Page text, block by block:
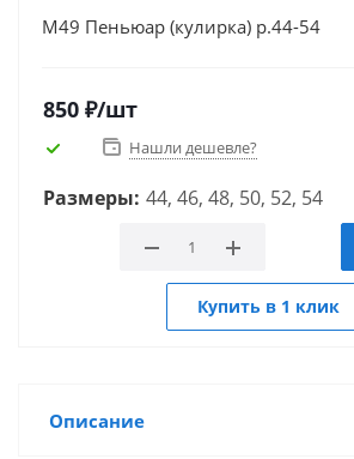
М49 Пеньюар (кулирка) р.44-54
850 ₽/шт
Нашли дешевле?
Размеры: 44, 46, 48, 50, 52, 54
Купить в 1 клик
Описание